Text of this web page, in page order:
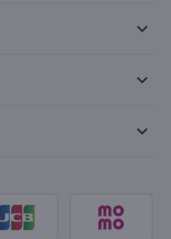
keyboard_arrow_down
keyboard_arrow_down
keyboard_arrow_down